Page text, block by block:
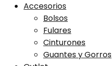
Accesorios
Bolsos
Fulares
Cinturones
Guantes y Gorros